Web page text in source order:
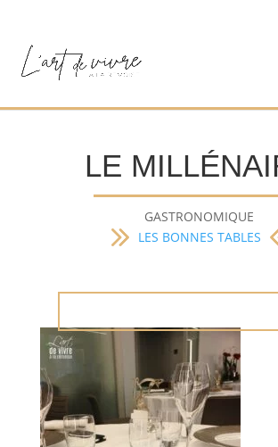
LE
GASTRONOMIQUE
LES BONNES TABLES